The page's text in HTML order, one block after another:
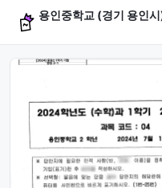
용인중학교 (경기 용인